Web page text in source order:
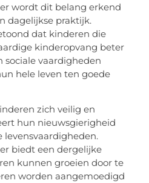
wordt dit belang erkend
dagelijkse praktijk.
dat kinderen die
kinderopvang beter
sociale vaardigheden
hele leven ten goede
zich veilig en
hun nieuwsgierigheid
levensvaardigheden.
biedt een dergelijke
kunnen groeien door te
worden aangemoedigd